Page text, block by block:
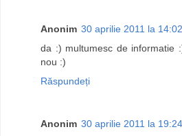
Anonim 30 aprilie 2011 la 14:02
da :) multumesc de informatie
nou :)
Răspundeți
Anonim 30 aprilie 2011 la 19:24